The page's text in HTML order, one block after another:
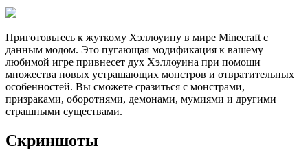
Приготовьтесь к жуткому Хэллоуину в мире Minecraft с
данным модом. Это пугающая модификация к вашему
любимой игре привнесет дух Хэллоуина при помощи
множества новых устрашающих монстров и отвратительных
особенностей. Вы сможете сразиться с монстрами,
призраками, оборотнями, демонами, мумиями и другими
страшными существами.
Скриншоты